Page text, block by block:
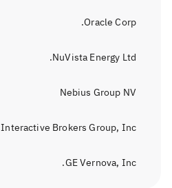
Oracle Corp.
NuVista Energy Ltd.
Nebius Group NV
Interactive Brokers Group, Inc.
GE Vernova, Inc.